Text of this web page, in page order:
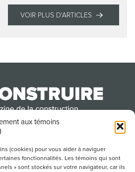
aux témoins
(cookies) pour vous aider à naviguer
fonctionnalités. Les témoins qui sont
» sont stockés sur votre navigateur, car ils
VOIR PLUS D'ARTICLES
Québec